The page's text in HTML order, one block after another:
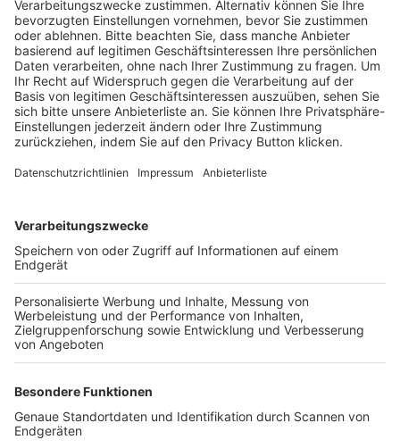
Schulungsangebot Vereinsmitarbeiter
BFV-Geschäftsstellen
Trainerbörse
Login SpielPlus
FOLGE DEM BFV
TOP-VEREINE
TOP-PARTNER